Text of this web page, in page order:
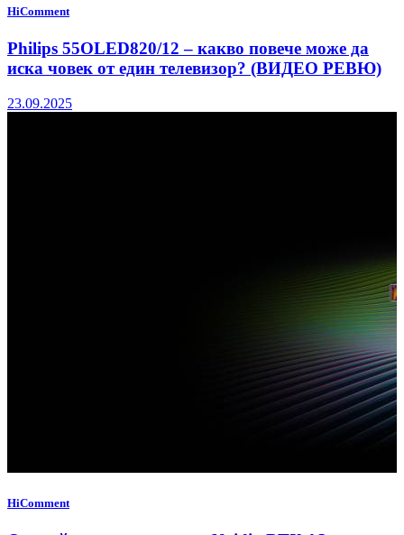
HiComment
Philips 55OLED820/12 – какво повече може да
иска човек от един телевизор? (ВИДЕО РЕВЮ)
23.09.2025
HiComment